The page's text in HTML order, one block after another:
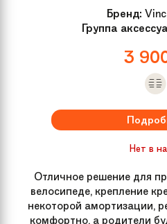
Бренд:
Группа
3
Нет в
Отличное решение для
велосипеде, крепление
некоторой амортизации,
комфортно, а родители